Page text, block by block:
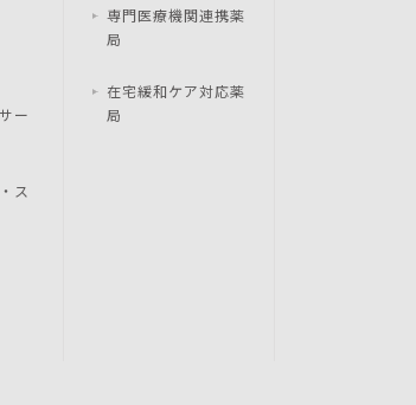
ー
ス
専門医療機関連携薬
局
在宅緩和ケア対応薬
局